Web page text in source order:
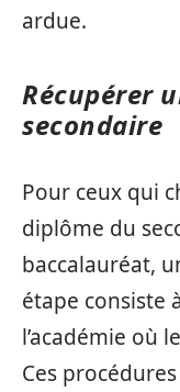
ardue.
Récupérer
secondaire
Pour ceux qui
diplôme du
baccalauréat,
étape consiste
l’académie où
Ces